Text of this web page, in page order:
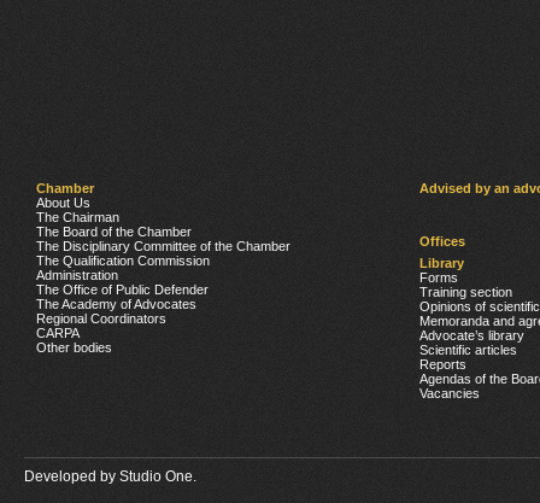
Chamber
About Us
The Chairman
The Board of the Chamber
The Disciplinary Committee of the Chamber
The Qualification Commission
Administration
The Office of Public Defender
The Academy of Advocates
Regional Coordinators
CARPA
Other bodies
Advised by an
Offices
Library
Forms
Training section
Opinions of
Memoranda and
Advocate’s library
Scientific articles
Reports
Agendas of the
Vacancies
Developed by Studio One.